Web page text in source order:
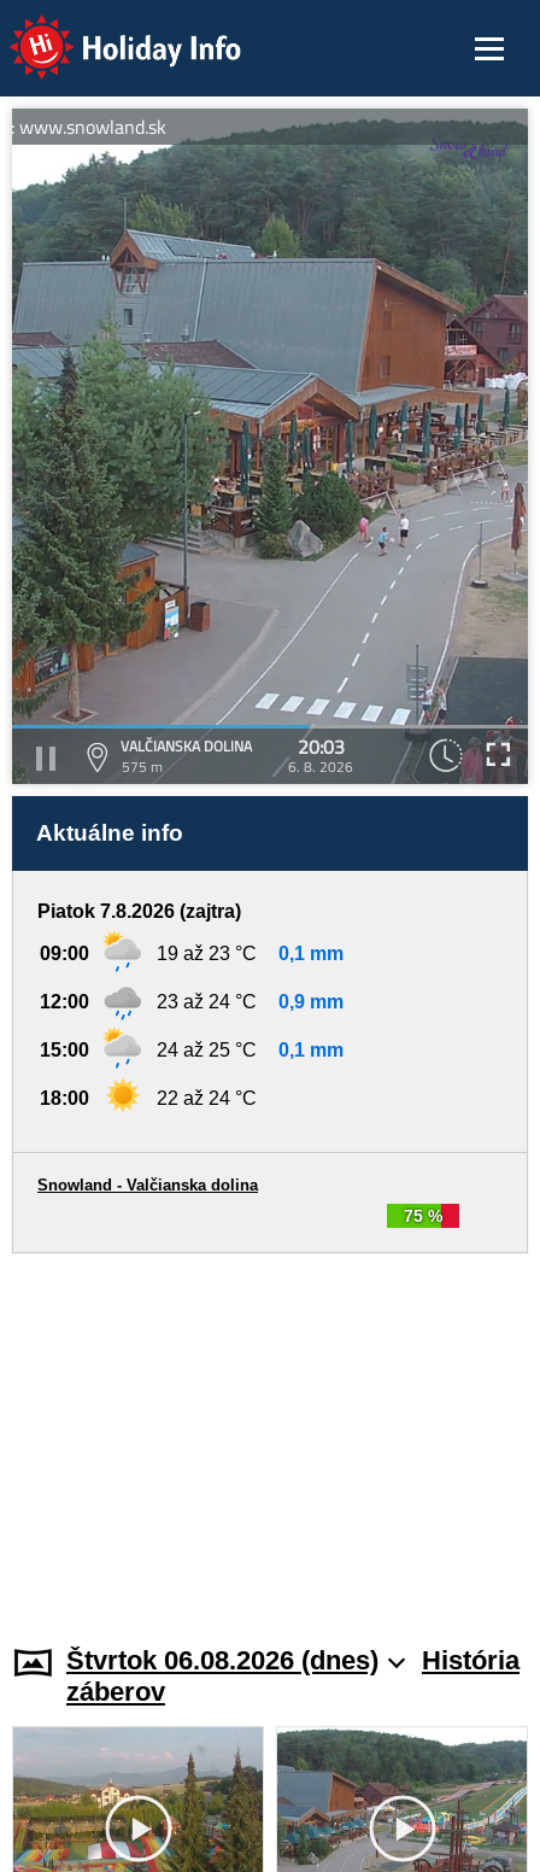
Holiday Info
VALČIANSKA DOLINA
575 m
20:03
6. 8. 2026
Aktuálne info
Piatok 7.8.2026 (zajtra)
09:00 19 až 23 °C 0,1 mm
12:00 23 až 24 °C 0,9 mm
15:00 24 až 25 °C 0,1 mm
18:00 22 až 24 °C
75 %
Snowland - Valčianska dolina
Štvrtok 06.08.2026 (dnes)
História
záberov